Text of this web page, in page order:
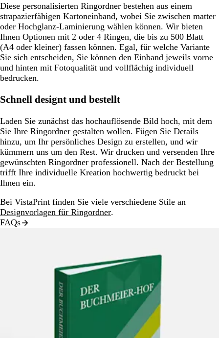
Diese personalisierten Ringordner bestehen aus einem
strapazierfähigen Kartoneinband, wobei Sie zwischen matter
oder Hochglanz-Laminierung wählen können. Wir bieten
Ihnen Optionen mit 2 oder 4 Ringen, die bis zu 500 Blatt
(A4 oder kleiner) fassen können. Egal, für welche Variante
Sie sich entscheiden, Sie können den Einband jeweils vorne
und hinten mit Fotoqualität und vollflächig individuell
bedrucken.
Schnell designt und bestellt
Laden Sie zunächst das hochauflösende Bild hoch, mit dem
Sie Ihre Ringordner gestalten wollen. Fügen Sie Details
hinzu, um Ihr persönliches Design zu erstellen, und wir
kümmern uns um den Rest. Wir drucken und versenden Ihre
gewünschten Ringordner professionell. Nach der Bestellung
trifft Ihre individuelle Kreation hochwertig bedruckt bei
Ihnen ein.
Bei VistaPrint finden Sie viele verschiedene Stile an
Designvorlagen für Ringordner.
FAQs